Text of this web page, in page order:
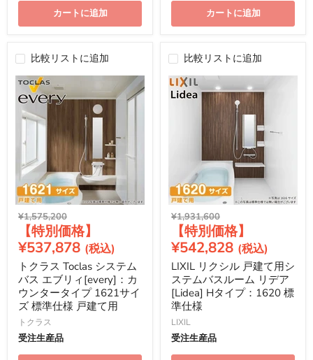
カートに追加 カートに追加
比較リストに追加
元
価
格
¥1,575,200
在
の
価
格
¥537,878
トクラス Toclas システム
バス エブリィ[every]：カ
ウンタータイプ 1621サイ
ズ 標準仕様 戸建て用
トクラス
受注生産品
比較リストに追加
元
価
格
¥1,931,600
在
の
価
格
¥542,828
LIXIL リクシル 戸建て用シ
ステムバスルーム リデア
[Lidea] Hタイプ：1620 標
準仕様
LIXIL
受注生産品